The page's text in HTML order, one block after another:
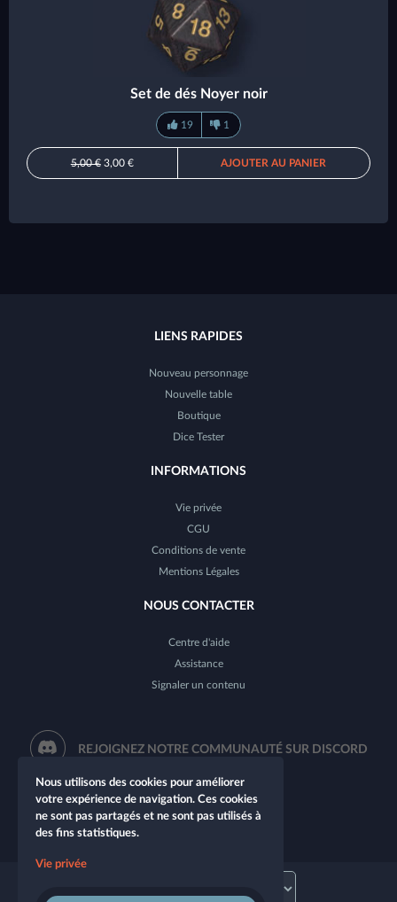
Set de dés Noyer noir
19 1
5,00 €3,00 € AJOUTER AU PANIER
LIENS RAPIDES
Nouveau personnage
Nouvelle table
Boutique
Dice Tester
INFORMATIONS
Vie privée
CGU
Conditions de vente
Mentions Légales
NOUS CONTACTER
Centre d'aide
Assistance
Signaler un contenu
REJOIGNEZ NOTRE COMMUNAUTÉ SUR DISCORD
Nous utilisons des cookies pour améliorer
votre expérience de navigation. Ces cookies
ne sont pas partagés et ne sont pas utilisés à
des fins statistiques.
Vie privée